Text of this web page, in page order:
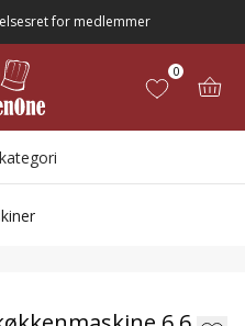
for medlemmer
0
køkkenmaskine